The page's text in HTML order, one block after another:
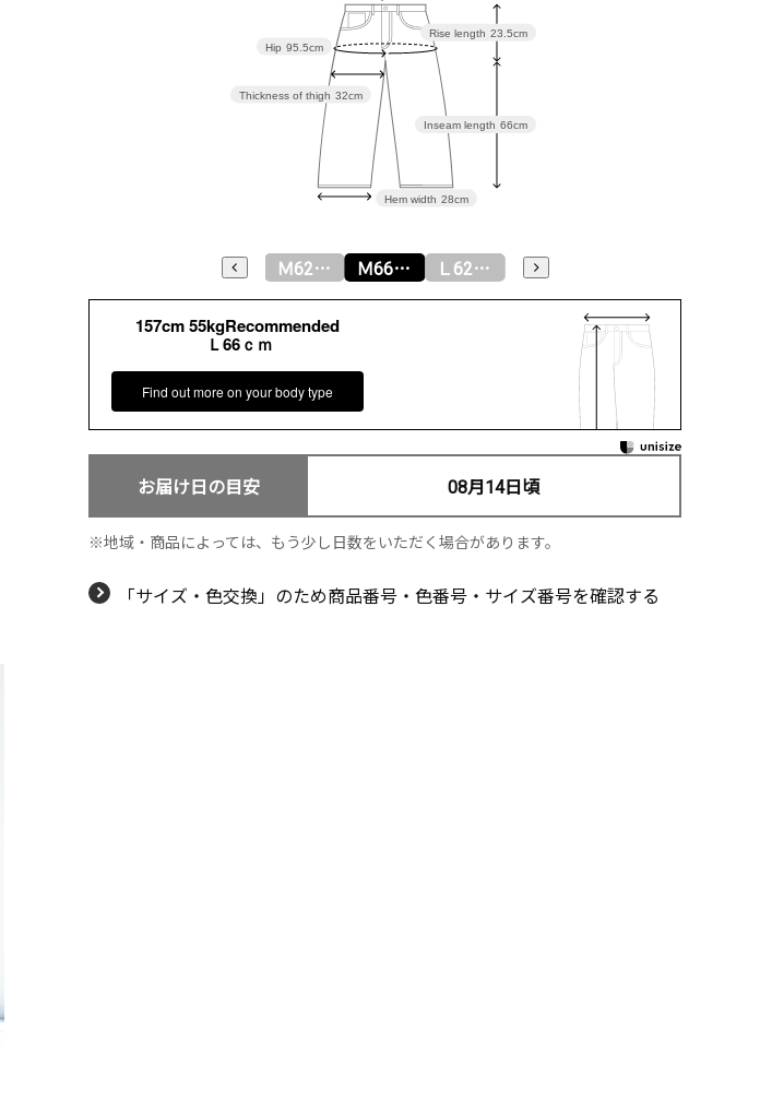
62ｃｍ 66ｃｍ
08/14
Inseam length 66cm
Rise length 23.5cm
Hem width 28cm
Thickness of thigh 32cm
Hip 95.5cm
Ｓ66ｃｍ Ｍ62ｃｍ Ｍ66ｃｍ Ｌ62ｃｍ
157cm 55kgRecommended
Ｌ66ｃｍ
Find out more on your body type
お届け日の目安 08月14日頃
地域・商品によっては、もう少し日数をいただく場合があります。
「サイズ・色交換」のため商品番号・色番号・サイズ番号を確認する